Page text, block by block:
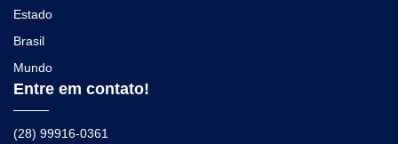
Estado
Brasil
Mundo
Entre em contato!
(28) 99916-0361